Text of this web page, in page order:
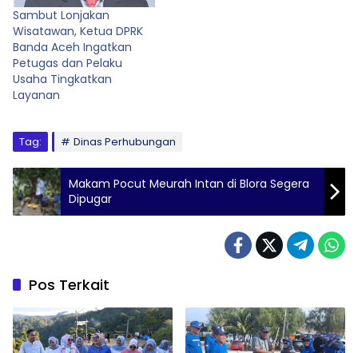
Ramadan. Illiza…
Sambut Lonjakan
Wisatawan, Ketua DPRK
Banda Aceh Ingatkan
Petugas dan Pelaku
Usaha Tingkatkan
Layanan
Tag: Dinas Perhubungan
Makam Pocut Meurah Intan di Blora Segera
Dipugar
Pos Terkait